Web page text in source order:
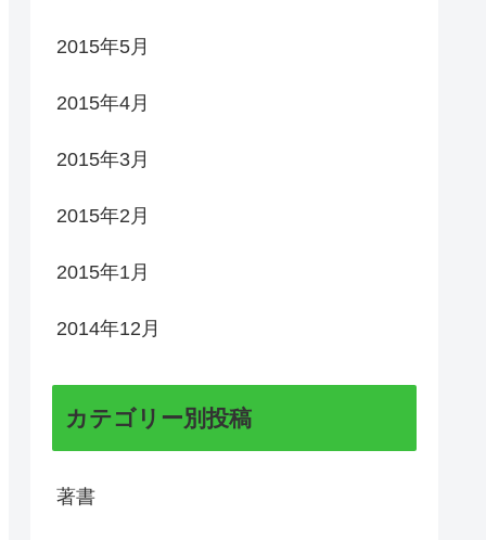
2015年5月
2015年4月
2015年3月
2015年2月
2015年1月
2014年12月
カテゴリー別投稿
著書